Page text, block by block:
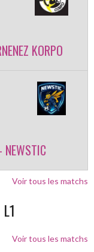
KORPO
Voir tous les matchs
Voir tous les matchs